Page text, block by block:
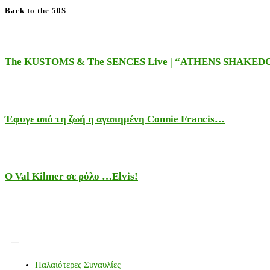
Back to the 50S
The KUSTOMS & The SENCES Live | “ATHENS
Έφυγε από τη ζωή η αγαπημένη Connie Francis…
Ο Val Kilmer σε ρόλο …Elvis!
Παλαιότερες Συναυλίες